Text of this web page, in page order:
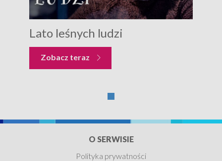
Lato leśnych ludzi
Zobacz teraz
O SERWISIE
Polityka prywatności